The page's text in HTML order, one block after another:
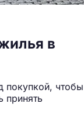
в
покупкой, чтобы
принять